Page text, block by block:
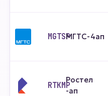
MGTSPМГТС-4ап
RTKMP
Ростел
-ап